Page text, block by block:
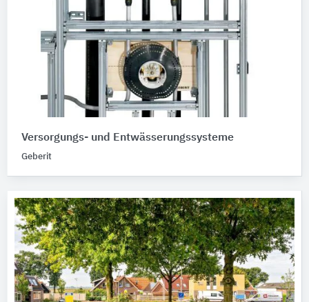
Versorgungs- und Entwässerungssysteme
Geberit